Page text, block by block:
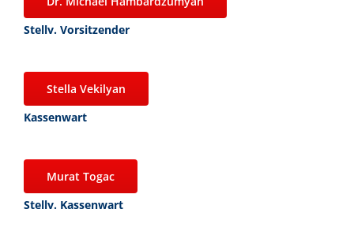
Stellv. Vorsitzender
Stella Vekilyan
Kassenwart
Murat Togac
Stellv. Kassenwart